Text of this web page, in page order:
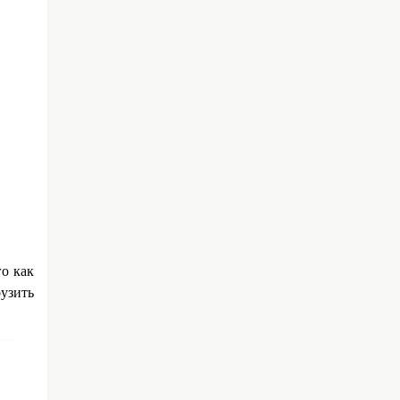
как